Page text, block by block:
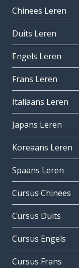
Chinees Leren
Duits Leren
Engels Leren
Frans Leren
Italiaans Leren
Japans Leren
Koreaans Leren
Spaans Leren
Cursus Chinees
Cursus Duits
Cursus Engels
Cursus Frans